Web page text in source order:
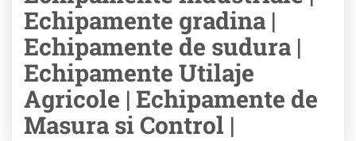
Echipamente gradina |
Echipamente de sudura |
Echipamente Utilaje
Agricole | Echipamente de
Masura si Control |